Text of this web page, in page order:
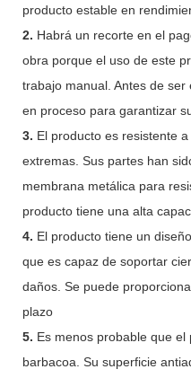
producto estable en
2. Habrá un recorte en el
obra porque el uso de este
trabajo manual. Antes de
en proceso para garantizar
3. El producto es resistente
extremas. Sus partes han
membrana metálica para
producto tiene una alta
4. El producto tiene un
que es capaz de soportar
daños. Se puede
plazo
5. Es menos probable que
barbacoa. Su superficie